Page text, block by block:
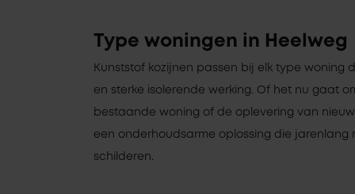
Type woningen in Heelweg
Kunststof kozijnen passen bij elk type woning
en sterke isolerende werking. Of het nu gaat
bestaande woning of de oplevering van
een onderhoudsarme oplossing die
schilderen.